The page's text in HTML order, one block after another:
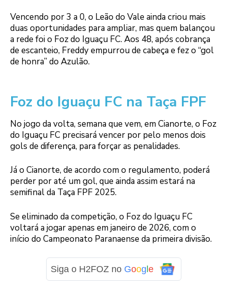
Vencendo por 3 a 0, o Leão do Vale ainda criou mais
duas oportunidades para ampliar, mas quem balançou
a rede foi o Foz do Iguaçu FC. Aos 48, após cobrança
de escanteio, Freddy empurrou de cabeça e fez o “gol
de honra” do Azulão.
Foz do Iguaçu FC na Taça FPF
No jogo da volta, semana que vem, em Cianorte, o Foz
do Iguaçu FC precisará vencer por pelo menos dois
gols de diferença, para forçar as penalidades.
Já o Cianorte, de acordo com o regulamento, poderá
perder por até um gol, que ainda assim estará na
semifinal da Taça FPF 2025.
Se eliminado da competição, o Foz do Iguaçu FC
voltará a jogar apenas em janeiro de 2026, com o
início do Campeonato Paranaense da primeira divisão.
Siga o H2FOZ no Goog e